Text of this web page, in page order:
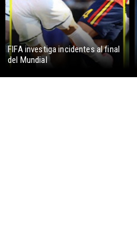
FIFA investiga incidentes al final
del Mundial